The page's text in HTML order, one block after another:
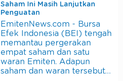
Saham Ini Masih Lanjutkan
Penguatan
EmitenNews.com - Bursa
Efek Indonesia (BEI) tengah
memantau pergerakan
empat saham dan satu
waran Emiten. Adapun
saham dan waran tersebut…